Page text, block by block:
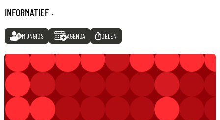
INFORMATIEF ·
MIJNGIDS AGENDA DELEN